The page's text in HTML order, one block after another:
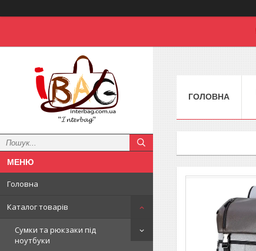
"𝓘𝓷𝓽𝓮𝓻𝓫𝓪𝓰"
Головна
Каталог товарів
Сумки та рюкзаки під
ноутбуки
ГОЛОВНА